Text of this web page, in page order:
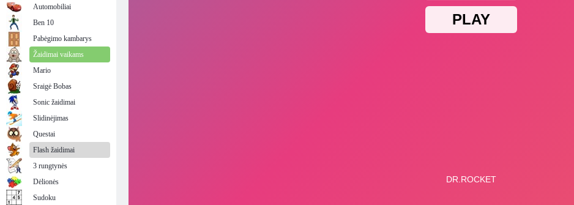
Automobiliai
Ben 10
Pabėgimo kambarys
Žaidimai vaikams
Mario
Sraigė Bobas
Sonic žaidimai
Slidinėjimas
Questai
Flash žaidimai
3 rungtynės
Dėlionės
Sudoku